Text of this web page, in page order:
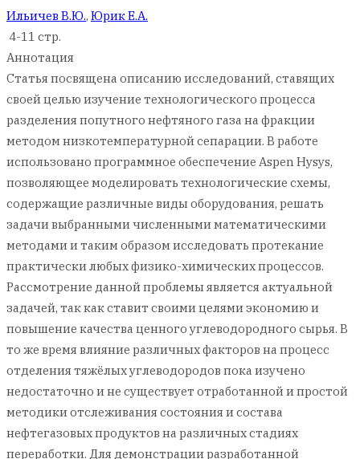
Ильичев В.Ю., Юрик Е.А.
4-11 стр.
Аннотация
Статья посвящена описанию исследований, ставящих
своей целью изучение технологического процесса
разделения попутного нефтяного газа на фракции
методом низкотемпературной сепарации. В работе
использовано программное обеспечение Aspen Hysys,
позволяющее моделировать технологические схемы,
содержащие различные виды оборудования, решать
задачи выбранными численными математическими
методами и таким образом исследовать протекание
практически любых физико-химических процессов.
Рассмотрение данной проблемы является актуальной
задачей, так как ставит своими целями экономию и
повышение качества ценного углеводородного сырья. В
то же время влияние различных факторов на процесс
отделения тяжёлых углеводородов пока изучено
недостаточно и не существует отработанной и простой
методики отслеживания состояния и состава
нефтегазовых продуктов на различных стадиях
переработки. Для демонстрации разработанной